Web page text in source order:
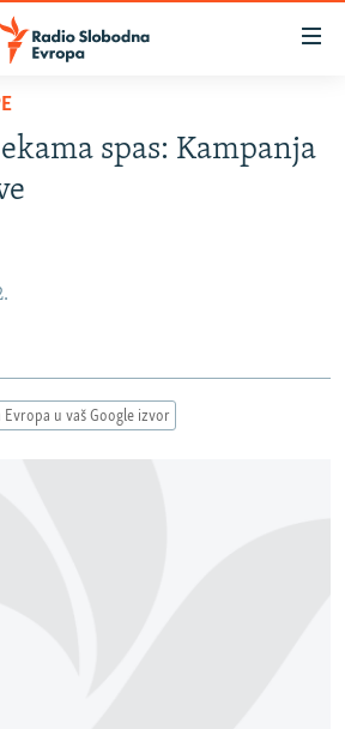
spas: Kampanja
Evropa u vaš Google izvor